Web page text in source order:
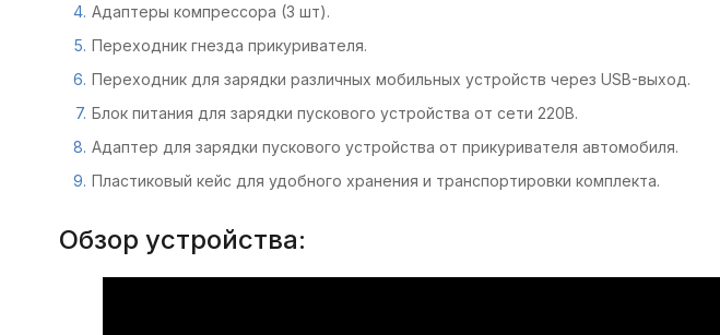
Адаптеры компрессора (3 шт).
Переходник гнезда прикуривателя.
Переходник для зарядки различных мобильных устройств через USB-выход.
Блок питания для зарядки пускового устройства от сети 220В.
Адаптер для зарядки пускового устройства от прикуривателя автомобиля.
Пластиковый кейс для удобного хранения и транспортировки комплекта.
Обзор устройства: